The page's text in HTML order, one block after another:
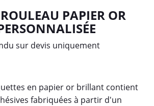
PAPIER OR
sur devis uniquement
en papier or brillant contient
fabriquées à partir d'un